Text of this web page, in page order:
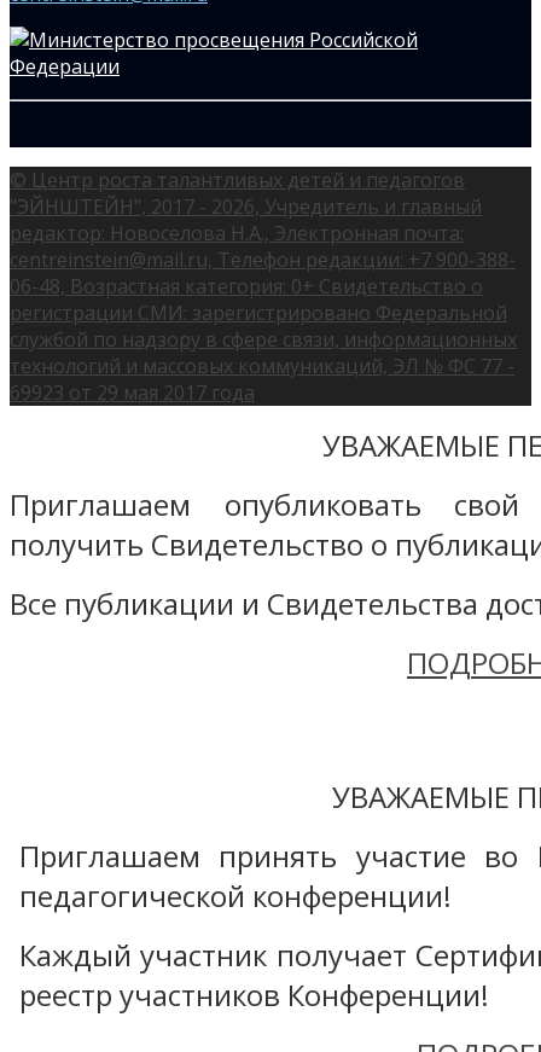
© Центр роста талантливых детей и педагогов
"ЭЙНШТЕЙН", 2017 - 2026, Учредитель и главный
редактор: Новоселова Н.А., Электронная почта:
centreinstein@mail.ru, Телефон редакции: +7 900-388-
06-48, Возрастная категория: 0+ Свидетельство о
регистрации СМИ: зарегистрировано Федеральной
службой по надзору в сфере связи, информационных
технологий и массовых коммуникаций, ЭЛ № ФС 77 -
69923 от 29 мая 2017 года
УВАЖАЕМЫЕ
Приглашаем опубликовать
получить Свидетельство о
Все публикации и Свидетельства
УВАЖАЕМЫЕ
Приглашаем принять участие во
педагогической конференции!
Каждый участник получает
реестр участников Конференции!